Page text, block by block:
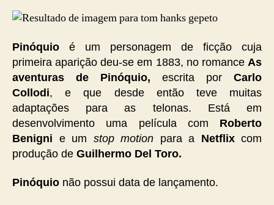
Pinóquio é um personagem de ficção cuja
primeira aparição deu-se em 1883, no romance As
aventuras de Pinóquio, escrita por Carlo
Collodi, e que desde então teve muitas
adaptações para as telonas. Está em
desenvolvimento uma película com Roberto
Benigni e um stop motion para a Netflixcom
produção de Guilhermo Del Toro.
Pinóquio não possui data de lançamento.